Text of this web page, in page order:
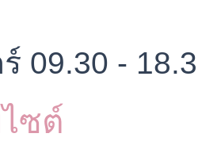
09.30 -
ซต์